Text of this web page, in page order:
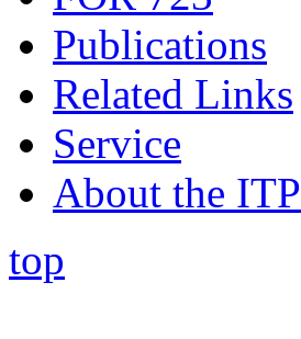
Publications
Related Links
Service
About the ITP
top